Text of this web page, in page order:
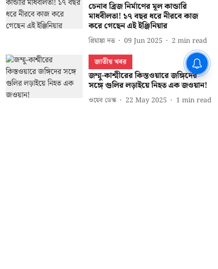
চেনাব ব্রিজ নির্মাণের মূল কান্ডারি
মাধবীলতা! ১৭ বছর ধরে নীরবে কাজ
করে গেছেন এই ইঞ্জিনিয়ার
প্রিয়াঙ্কা দত্ত 09 Jun 2025 2 min read
জাতীয় খবর
জম্মু-কাশ্মীরের কিস্তওয়ারে জঙ্গিদের
সঙ্গে গুলির লড়াইয়ে নিহত এক জওয়ান!
ওয়েব ডেস্ক 22 May 2025 1 min read